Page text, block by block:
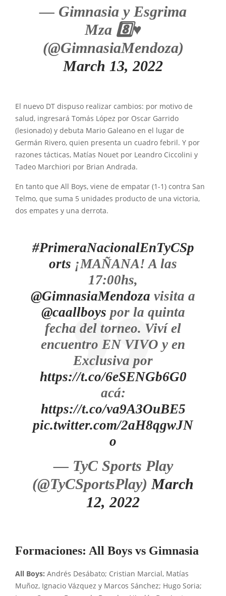
— Gimnasia y Esgrima
Mza 8️⃣♥️
(@GimnasiaMendoza)
March 13, 2022
El nuevo DT dispuso realizar cambios: por motivo de
salud, ingresará Tomás López por Oscar Garrido
(lesionado) y debuta Mario Galeano en el lugar de
Germán Rivero, quien presenta un cuadro febril. Y por
razones tácticas, Matías Nouet por Leandro Ciccolini y
Tadeo Marchiori por Brian Andrada.
En tanto que All Boys, viene de empatar (1-1) contra San
Telmo, que suma 5 unidades producto de una victoria,
dos empates y una derrota.
#PrimeraNacionalEnTyCSp
orts ¡MAÑANA! A las
17:00hs,
@GimnasiaMendoza visita a
@caallboys por la quinta
fecha del torneo. Viví el
encuentro EN VIVO y en
Exclusiva por
https://t.co/6eSENGb6G0
acá:
https://t.co/va9A3OuBE5
pic.twitter.com/2aH8qgwJN
o
— TyC Sports Play
(@TyCSportsPlay) March
12, 2022
Formaciones: All Boys vs Gimnasia
All Boys: Andrés Desábato; Cristian Marcial, Matías
Muñoz, Ignacio Vázquez y Marcos Sánchez; Hugo Soria;